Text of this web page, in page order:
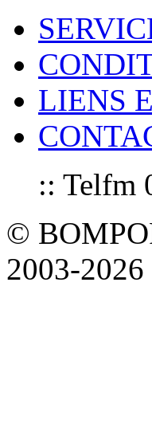
LIENS
:: Telfm
©
2003-